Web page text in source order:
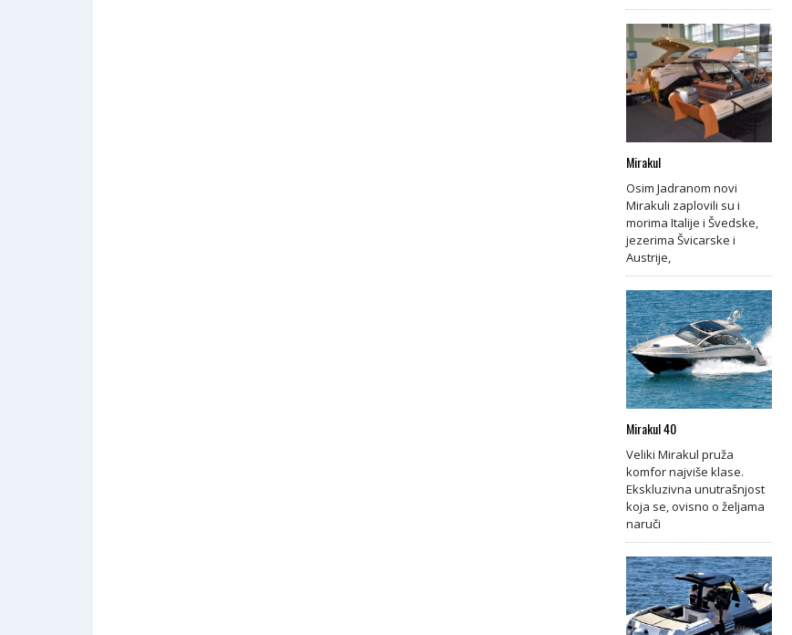
Mirakul
Osim Jadranom novi
Mirakuli zaplovili su i
morima Italije i Švedske,
jezerima Švicarske i
Austrije,
Mirakul 40
Veliki Mirakul pruža
komfor najviše klase.
Ekskluzivna unutrašnjost
koja se, ovisno o željama
naruči